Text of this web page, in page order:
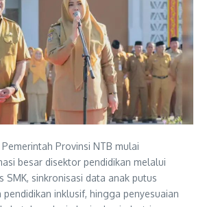
Provinsi NTB mulai
besar disektor pendidikan melalui
SMK, sinkronisasi data anak putus
inklusif, hingga penyesuaian